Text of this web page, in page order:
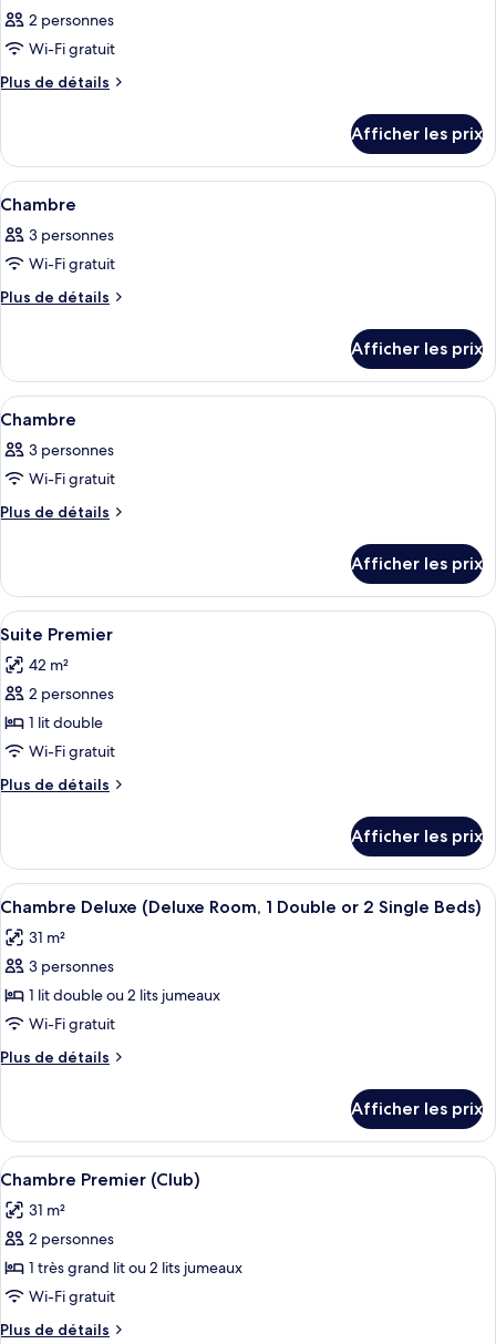
les
photos
pour
de
chambre :
Chambre
2 personnes
Wi-Fi gratuit
Plus de détails
Plus
Chambre
Afficher les prix
Afficher
toutes
les
photos
pour
de
chambre :
Chambre
Une chambre d’hôtel avec un grand
9
Chambre
3 personnes
Wi-Fi gratuit
Plus de détails
Plus
Chambre
Afficher les prix
Afficher
toutes
les
photos
pour
de
chambre :
Chambre
Une chambre d’hôtel avec un
3
Chambre
3 personnes
Wi-Fi gratuit
Plus de détails
Plus
Chambre
Afficher les prix
Afficher
toutes
les
photos
pour
ce
type
de
Suite
Premier
Une chambre d’hôtel avec un
9
Suite Premier
42 m²
2 personnes
1 lit double
Wi-Fi gratuit
Plus de détails
Plus
Suite
Premier
Afficher les prix
Afficher
toutes
les
photos
pour
ce
type
de
Chambre
Deluxe
(Deluxe
Room,
1
Double
or
2
Single
Une chambre d’hôtel avec un
7
Chambre Deluxe (Deluxe Room, 1 Double or 2 Single Beds)
31 m²
3 personnes
1 lit double ou 2 lits jumeaux
Wi-Fi gratuit
Plus de détails
Plus
Chambre
Deluxe
(Deluxe
Double
2
Single
Afficher les prix
Afficher
toutes
les
photos
pour
ce
type
Chambre Premier (Club) | Coffre-
9
Chambre Premier (Club)
31 m²
2 personnes
1 très grand lit ou 2 lits jumeaux
Wi-Fi gratuit
Plus de détails
Plus